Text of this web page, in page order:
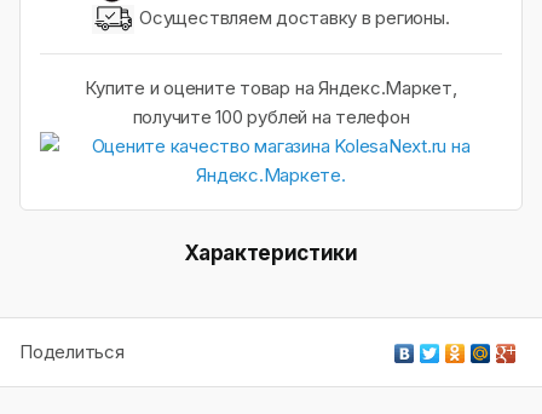
Осуществляем доставку в регионы.
Купите и оцените товар на Яндекс.Маркет,
получите 100 рублей на телефон
Характеристики
Поделиться